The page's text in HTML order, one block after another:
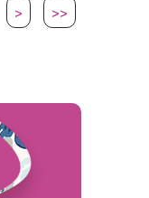
> >>